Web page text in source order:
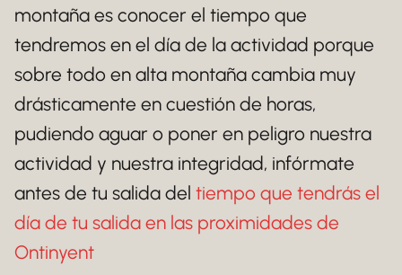
montaña es conocer el tiempo que
tendremos en el día de la actividad porque
sobre todo en alta montaña cambia muy
drásticamente en cuestión de horas,
pudiendo aguar o poner en peligro nuestra
actividad y nuestra integridad, infórmate
antes de tu salida del tiempo que tendrás el
día de tu salida en las proximidades de
Ontinyent